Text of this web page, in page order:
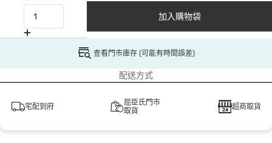
加入購物袋
查看門市庫存 (可能有時間誤差)
配送方式
宅配到府
屈臣氏門市
取貨
超商取貨